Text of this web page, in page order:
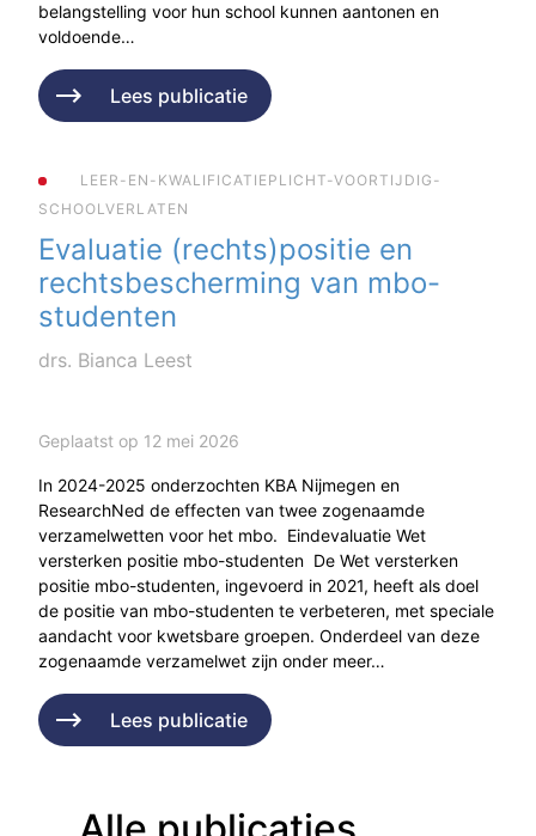
belangstelling voor hun school kunnen aantonen en
voldoende…
Lees publicatie
LEER-EN-KWALIFICATIEPLICHT-VOORTIJDIG-
SCHOOLVERLATEN
Evaluatie (rechts)positie en
rechtsbescherming van mbo-
studenten
drs. Bianca Leest
Geplaatst op 12 mei 2026
In 2024-2025 onderzochten KBA Nijmegen en
ResearchNed de effecten van twee zogenaamde
verzamelwetten voor het mbo. Eindevaluatie Wet
versterken positie mbo-studenten De Wet versterken
positie mbo-studenten, ingevoerd in 2021, heeft als doel
de positie van mbo-studenten te verbeteren, met speciale
aandacht voor kwetsbare groepen. Onderdeel van deze
zogenaamde verzamelwet zijn onder meer…
Lees publicatie